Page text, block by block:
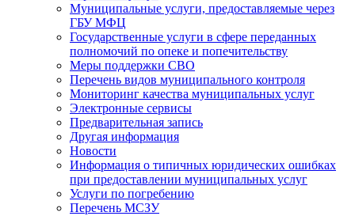
Муниципальные услуги, предоставляемые через
ГБУ МФЦ
Государственные услуги в сфере переданных
полномочий по опеке и попечительству
Меры поддержки СВО
Перечень видов муниципального контроля
Мониторинг качества муниципальных услуг
Электронные сервисы
Предварительная запись
Другая информация
Новости
Информация о типичных юридических ошибках
при предоставлении муниципальных услуг
Услуги по погребению
Перечень МСЗУ